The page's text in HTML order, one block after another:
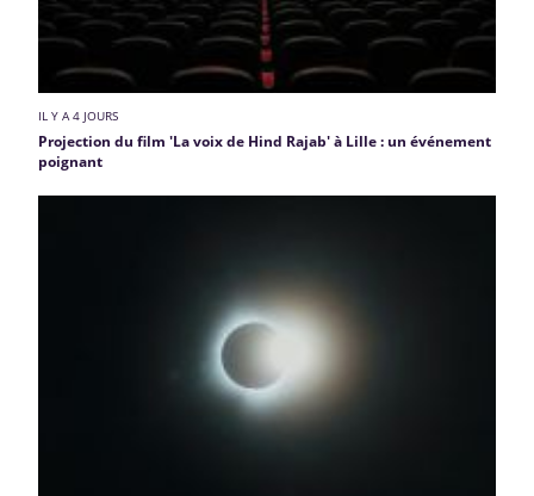
IL Y A 4 JOURS
Projection du film 'La voix de Hind Rajab' à Lille : un événement
poignant